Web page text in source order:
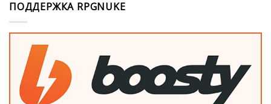
ПОДДЕРЖКА RPGNUKE